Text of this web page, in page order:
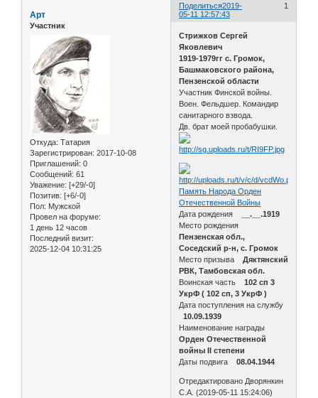
Поделиться 1
2019-
05-11 12:57:43
Арт
Участник
Откуда: Татария
Зарегистрирован: 2017-10-08
Приглашений: 0
Сообщений: 61
Уважение: [+29/-0]
Позитив: [+6/-0]
Пол: Мужской
Провел на форуме:
1 день 12 часов
Последний визит:
2025-12-04 10:31:25
Стрижков Сергей
Яковлевич
1919-1979гг с. Громок,
Башмаковского района,
Пензенской области
Участник Финской войны.
Воен. Фельдшер. Командир
санитарного взвода.
Дв. брат моей пробабушки.
Память Народа Орден
Отечественной Войны
Дата рождения
__.__.1919
Место рождения
Пензенская обл.,
Соседский р-н, с. Громок
Место призываДяктянский
РВК, Тамбовская обл.
Воинская часть102 сп 3
УкрФ ( 102 сп, 3 УкрФ )
Дата поступления на службу
10.09.1939
Наименование награды
Орден Отечественной
войны II степени
Даты подвига08.04.1944
Отредактировано Дворянкин
С.А. (2019-05-11 15:24:06)